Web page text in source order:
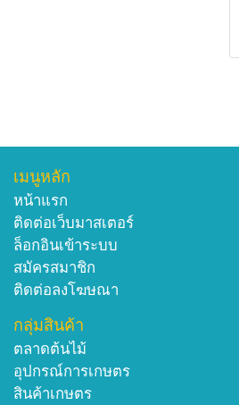
เมนูหลัก
หน้าแรก
ติดต่อเว็บมาสเตอร์
ล็อกอินเข้าระบบ
สมัครสมาชิก
ติดต่อลงโฆษณา
กลุ่มสินค้า
ตลาดต้นไม้
อุปกรณ์การเกษตร
สินค้าเกษตร